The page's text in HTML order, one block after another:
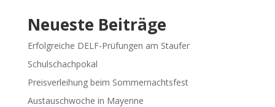
Neueste Beiträge
Erfolgreiche DELF-Prüfungen am Staufer
Schulschachpokal
Preisverleihung beim Sommernachtsfest
Austauschwoche in Mayenne